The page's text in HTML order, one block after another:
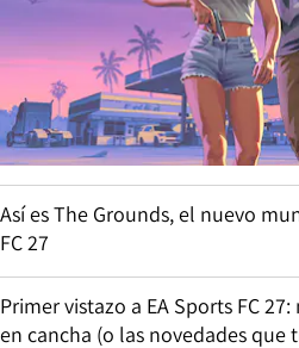
Así es The Grounds, el nuevo
FC 27
Primer vistazo a EA Sports FC
en cancha (o las novedades que